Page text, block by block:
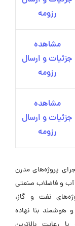
رزومه
مشاهده
جزئیات و ارسال
رزومه
مشاهده
جزئیات و ارسال
رزومه
سابقه در اجرای پروژه‌های مدرن
و فاضلاب صنعتی
نفت و گاز،
و هوشمند بنا نهاده